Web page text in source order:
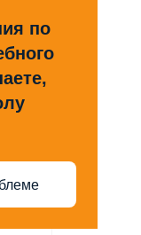
по